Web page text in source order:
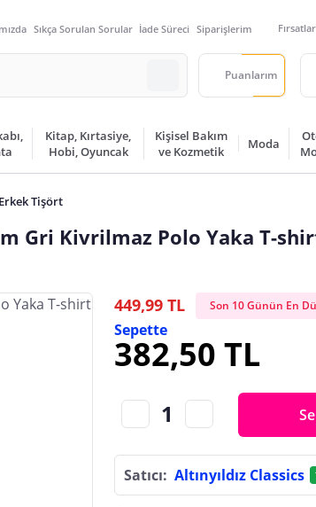
Sıkça Sorulan Sorular İade Süreci Siparişlerim Fırsatlar
Puanlarım
Kitap, Kırtasiye,
Hobi, Oyuncak
Kişisel Bakım
ve Kozmetik
Moda
Tişört
Gri Kivrilmaz Polo Yaka T-
449,99 TL Son 10 Günün En
Sepette
382,50 TL
Satıcı: Altınyıldız Classics